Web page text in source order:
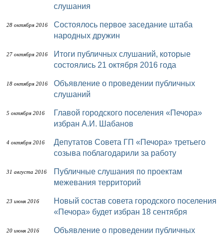
слушания
28 октября 2016
Состоялось первое заседание штаба
народных дружин
27 октября 2016
Итоги публичных слушаний, которые
состоялись 21 октября 2016 года
18 октября 2016
Объявление о проведении публичных
слушаний
5 октября 2016
Главой городского поселения «Печора»
избран А.И. Шабанов
4 октября 2016
Депутатов Совета ГП «Печора» третьего
созыва поблагодарили за работу
31 августа 2016
Публичные слушания по проектам
межевания территорий
23 июня 2016
Новый состав совета городского поселения
«Печора» будет избран 18 сентября
20 июня 2016
Объявление о проведении публичных